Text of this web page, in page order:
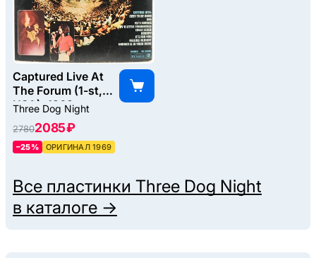
Captured Live At
The Forum (1-st,
USA), 1969
Three Dog Night
27802085 ₽
–25% ОРИГИНАЛ 1969
Все пластинки Three Dog Night
в каталоге →